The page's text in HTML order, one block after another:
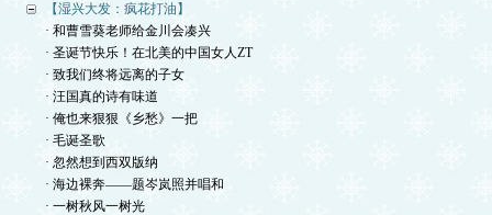
【湿兴大发：疯花打油】
· 和曹雪葵老师给金川会凑兴
· 圣诞节快乐！在北美的中国女人ZT
· 致我们终将远离的子女
· 汪国真的诗有味道
· 俺也来狠狠《乡愁》一把
· 毛诞圣歌
· 忽然想到西双版纳
· 海边裸奔——题岑岚照并唱和
· 一树秋风一树光